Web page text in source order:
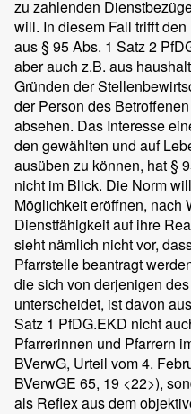
zu zahlenden
will. In diesem Fall trifft
aus § 95 Abs. 1 Satz 2
aber auch z.B. aus
Gründen der
der Person des
absehen. Das Interesse
den gewählten und auf
ausüben zu können, hat §
nicht im Blick. Die Norm
Möglichkeit eröffnen, nach
Dienstfähigkeit auf ihre
sieht nämlich nicht vor,
Pfarrstelle beantragt
die sich von derjenigen
unterscheidet, ist davon
Satz 1 PfDG.EKD nicht
Pfarrerinnen und Pfarrern
BVerwG, Urteil vom 4.
BVerwGE 65, 19 <22>),
als Reflex aus dem